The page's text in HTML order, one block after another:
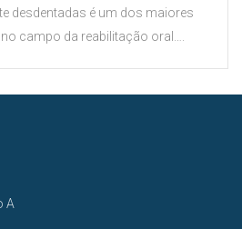
desdentadas é um dos maiores
campo da reabilitação oral….
A